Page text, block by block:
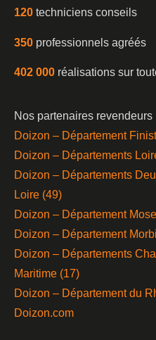
120 techniciens conseils
350 professionnels agréés
402 000 réalisations sur
Nos partenaires revendeurs
Doizon – Département
Doizon – Départements
Doizon – Départements
Loire (49)
Doizon – Département
Doizon – Département
Doizon – Départements
Maritime (17)
Doizon – Département du
Doizon.com